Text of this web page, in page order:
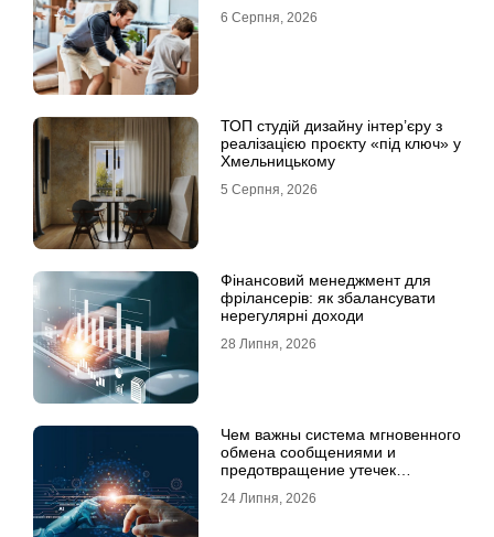
6 Серпня, 2026
ТОП студій дизайну інтер’єру з
реалізацією проєкту «під ключ» у
Хмельницькому
5 Серпня, 2026
Фінансовий менеджмент для
фрілансерів: як збалансувати
нерегулярні доходи
28 Липня, 2026
Чем важны система мгновенного
обмена сообщениями и
предотвращение утечек
24 Липня, 2026